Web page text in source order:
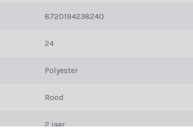
hem op in je kerstboom voor een schitterend
het op een koele en droge plaats om de glans van de
8720194238240
24
Polyester
Rood
2 jaar